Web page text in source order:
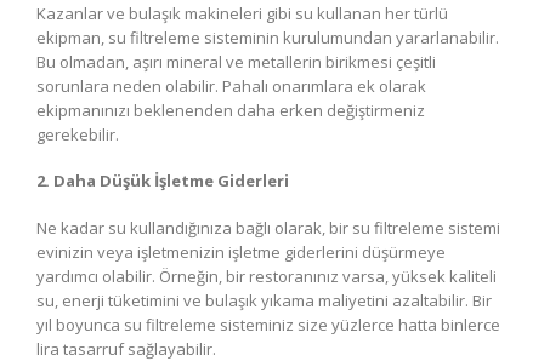
Kazanlar ve bulaşık makineleri gibi su kullanan her türlü
ekipman, su filtreleme sisteminin kurulumundan yararlanabilir.
Bu olmadan, aşırı mineral ve metallerin birikmesi çeşitli
sorunlara neden olabilir. Pahalı onarımlara ek olarak
ekipmanınızı beklenenden daha erken değiştirmeniz
gerekebilir.
2. Daha Düşük İşletme Giderleri
Ne kadar su kullandığınıza bağlı olarak, bir su filtreleme sistemi
evinizin veya işletmenizin işletme giderlerini düşürmeye
yardımcı olabilir. Örneğin, bir restoranınız varsa, yüksek kaliteli
su, enerji tüketimini ve bulaşık yıkama maliyetini azaltabilir. Bir
yıl boyunca su filtreleme sisteminiz size yüzlerce hatta binlerce
lira tasarruf sağlayabilir.